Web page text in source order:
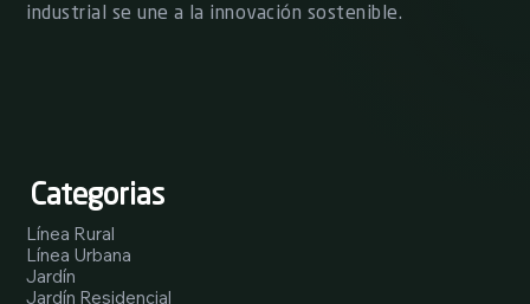
industrial se une a la innovación sostenible.
Categorias
Línea Rural
Línea Urbana
Jardín
Jardín Residencial